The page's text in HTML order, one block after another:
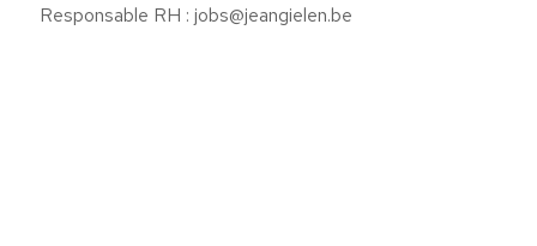
Responsable RH : jobs@jeangielen.be